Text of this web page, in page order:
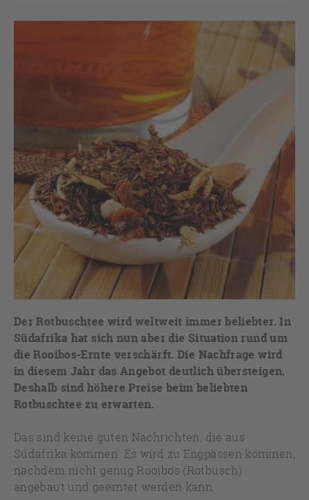
Der Rotbuschtee wird weltweit immer beliebter. In
Südafrika hat sich nun aber die Situation rund um
die Rooibos-Ernte verschärft. Die Nachfrage wird
in diesem Jahr das Angebot deutlich übersteigen.
Deshalb sind höhere Preise beim beliebten
Rotbuschtee zu erwarten.
Das sind keine guten Nachrichten, die aus
Südafrika kommen. Es wird zu Engpässen kommen,
nachdem nicht genug Rooibos (Rotbusch)
angebaut und geerntet werden kann.